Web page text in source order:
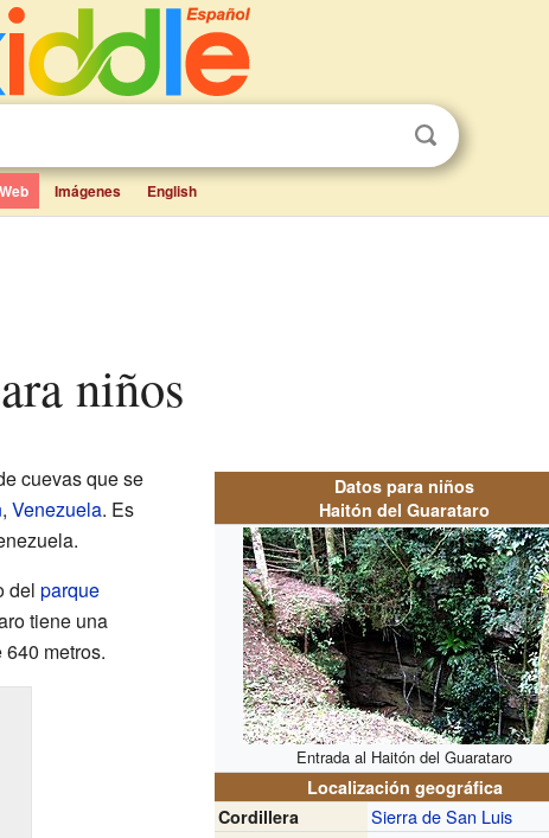
Web Imágenes English
niños
Datos para niños
Haitón del Guarataro
Entrada al Haitón del Guarataro
Localización geográfica
Cordillera
Sierra de San Luis
cuevas que se
, Venezuela. Es
del parque
tiene una
metros.